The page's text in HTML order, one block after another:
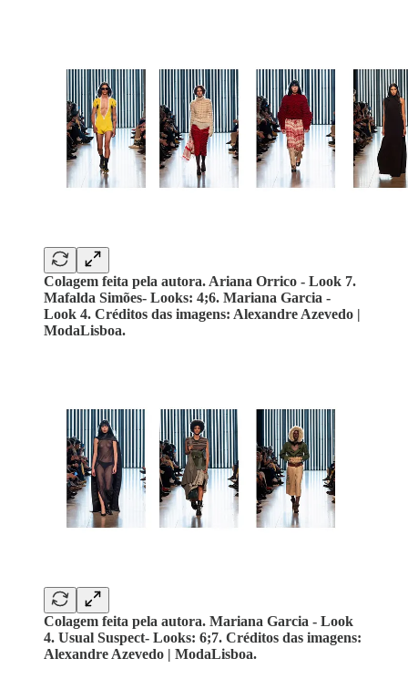
Colagem feita pela autora. Ariana Orrico - Look 7.
Mafalda Simões- Looks: 4;6. Mariana Garcia -
Look 4. Créditos das imagens: Alexandre Azevedo |
ModaLisboa.
Colagem feita pela autora. Mariana Garcia - Look
4. Usual Suspect- Looks: 6;7. Créditos das imagens:
Alexandre Azevedo | ModaLisboa.